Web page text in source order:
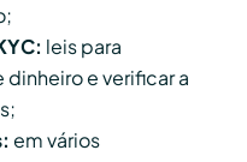
leis para
e verificar a
em vários